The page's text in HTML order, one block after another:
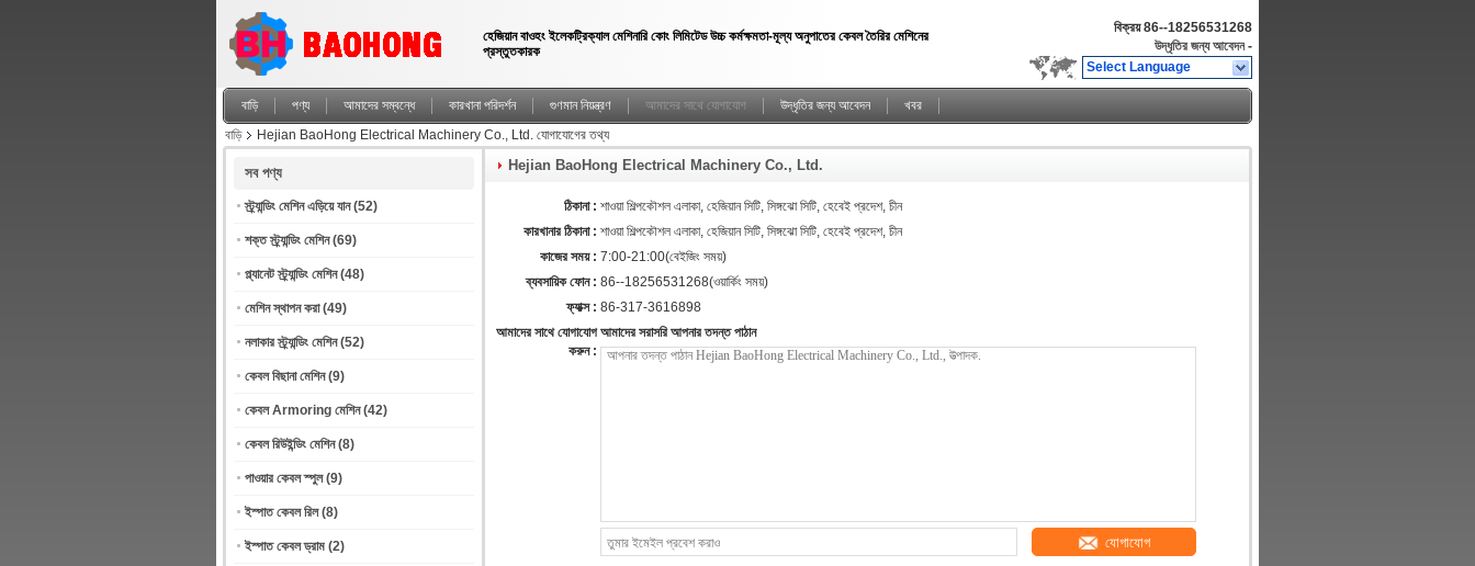
হেজিয়ান বাওহং ইলেকট্রিক্যাল মেশিনারি কোং লিমিটেড উচ্চ কর্মক্ষমতা-মূল্য অনুপাতের কেবল তৈরির মেশিনের
প্রস্তুতকারক
বিক্রয়86--18256531268
উদ্ধৃতির জন্য আবেদন -
Select Language
বাড়ি পণ্য আমাদের সম্বন্ধে কারখানা পরিদর্শন গুণমান নিয়ন্ত্রণ আমাদের সাথে যোগাযোগ উদ্ধৃতির জন্য আবেদন
খবর
বাড়ি
Hejian BaoHong Electrical Machinery Co., Ltd. যোগাযোগের তথ্য
সব পণ্য
স্ট্র্যান্ডিং মেশিন এড়িয়ে যান (52)
শক্ত স্ট্র্যান্ডিং মেশিন (69)
প্ল্যানেট স্ট্র্যান্ডিং মেশিন (48)
মেশিন স্থাপন করা (49)
নলাকার স্ট্র্যান্ডিং মেশিন (52)
কেবল বিছানা মেশিন (9)
কেবল Armoring মেশিন (42)
কেবল রিউইন্ডিং মেশিন (8)
পাওয়ার কেবল স্পুল (9)
ইস্পাত কেবল রিল (8)
ইস্পাত কেবল ড্রাম (2)
Hejian BaoHong Electrical Machinery Co., Ltd.
ঠিকানা : শাওয়া শিল্পকৌশল এলাকা, হেজিয়ান সিটি, সিঙ্গঝো সিটি, হেবেই প্রদেশ, চীন
কারখানার ঠিকানা : শাওয়া শিল্পকৌশল এলাকা, হেজিয়ান সিটি, সিঙ্গঝো সিটি, হেবেই প্রদেশ, চীন
কাজের সময় : 7:00-21:00(বেইজিং সময়)
ব্যবসায়িক ফোন : 86--18256531268(ওয়ার্কিং সময়)
ফ্যাক্স : 86-317-3616898
আমাদের সাথে যোগাযোগ
করুন :
আমাদের সরাসরি আপনার তদন্ত পাঠান
যোগাযোগ